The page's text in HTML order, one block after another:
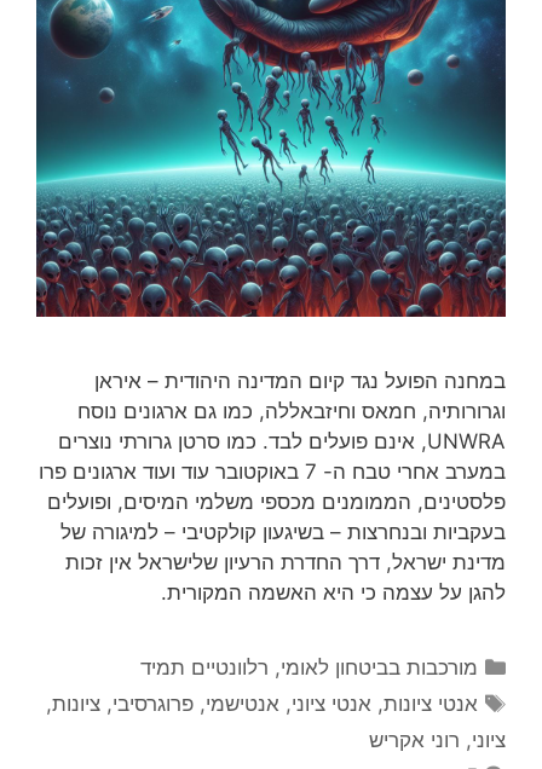
במחנה הפועל נגד קיום המדינה היהודית – איראן
וגרורותיה, חמאס וחיזבאללה, כמו גם ארגונים נוסח
UNWRA, אינם פועלים לבד. כמו סרטן גרורתי נוצרים
במערב אחרי טבח ה- 7 באוקטובר עוד ועוד ארגונים פרו
פלסטינים, הממומנים מכספי משלמי המיסים, ופועלים
בעקביות ובנחרצות – בשיגעון קולקטיבי – למיגורה של
מדינת ישראל, דרך החדרת הרעיון שלישראל אין זכות
להגן על עצמה כי היא האשמה המקורית.
קטגוריות
מורכבות בביטחון לאומי, רלוונטיים תמיד
תגיות
אנטי ציונות, אנטי ציוני, אנטישמי,פרוגרסיבי,ציונות,
ציוני, רוני אקריש